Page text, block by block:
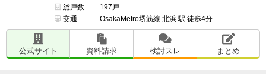
総戸数
197戸
交通
OsakaMetro堺筋線 北浜 駅 徒歩4分
公式サイト 資料請求 検討スレ まとめ